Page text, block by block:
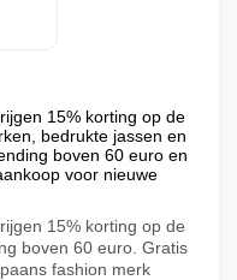
15% korting op de
bedrukte jassen en
boven 60 euro en
voor nieuwe
15% korting op de
boven 60 euro. Gratis
fashion merk